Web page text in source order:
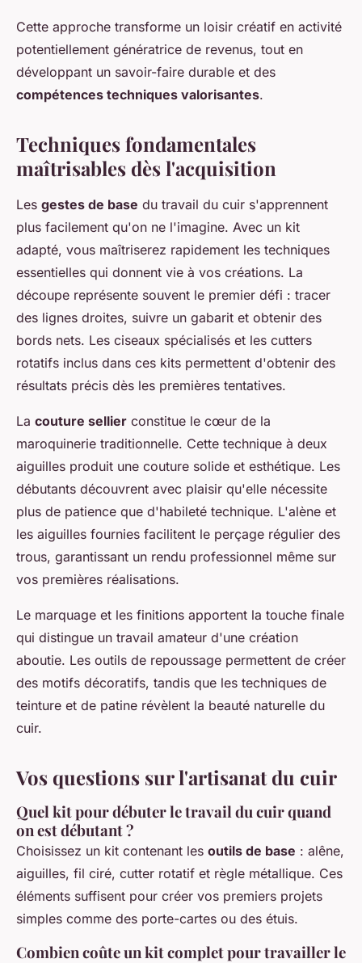
Cette approche transforme un loisir créatif en activité
potentiellement génératrice de revenus, tout en
développant un savoir-faire durable et des
compétences techniques valorisantes.
Techniques fondamentales
maîtrisables dès l'acquisition
Les gestes de base du travail du cuir s'apprennent
plus facilement qu'on ne l'imagine. Avec un kit
adapté, vous maîtriserez rapidement les techniques
essentielles qui donnent vie à vos créations. La
découpe représente souvent le premier défi : tracer
des lignes droites, suivre un gabarit et obtenir des
bords nets. Les ciseaux spécialisés et les cutters
rotatifs inclus dans ces kits permettent d'obtenir des
résultats précis dès les premières tentatives.
La couture sellier constitue le cœur de la
maroquinerie traditionnelle. Cette technique à deux
aiguilles produit une couture solide et esthétique. Les
débutants découvrent avec plaisir qu'elle nécessite
plus de patience que d'habileté technique. L'alène et
les aiguilles fournies facilitent le perçage régulier des
trous, garantissant un rendu professionnel même sur
vos premières réalisations.
Le marquage et les finitions apportent la touche finale
qui distingue un travail amateur d'une création
aboutie. Les outils de repoussage permettent de créer
des motifs décoratifs, tandis que les techniques de
teinture et de patine révèlent la beauté naturelle du
cuir.
Vos questions sur l'artisanat du cuir
Quel kit pour débuter le travail du cuir quand
on est débutant ?
Choisissez un kit contenant les outils de base : alêne,
aiguilles, fil ciré, cutter rotatif et règle métallique. Ces
éléments suffisent pour créer vos premiers projets
simples comme des porte-cartes ou des étuis.
Combien coûte un kit complet pour travailler le